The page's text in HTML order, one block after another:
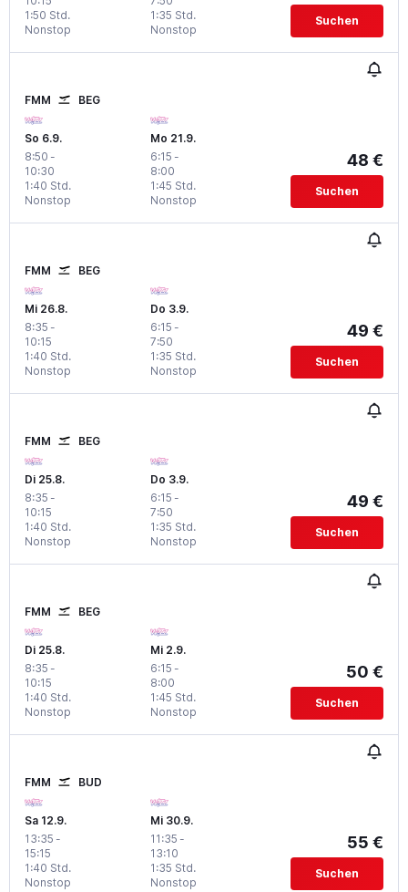
Nonstop
1:50 Std.
Nonstop
1:35 Std. Suchen
FMM BEG
So 6.9.
8:50 -
10:30
Nonstop
1:40 Std.
Mo 21.9.
6:15 -
8:00
Nonstop
1:45 Std.
48 €
Suchen
FMM BEG
Mi 26.8.
8:35 -
10:15
Nonstop
1:40 Std.
Do 3.9.
6:15 -
7:50
Nonstop
1:35 Std.
49 €
Suchen
FMM BEG
Di 25.8.
8:35 -
10:15
Nonstop
1:40 Std.
Do 3.9.
6:15 -
7:50
Nonstop
1:35 Std.
49 €
Suchen
FMM BEG
Di 25.8.
8:35 -
10:15
Nonstop
1:40 Std.
Mi 2.9.
6:15 -
8:00
Nonstop
1:45 Std.
50 €
Suchen
FMM BUD
Sa 12.9.
13:35 -
15:15
Nonstop
1:40 Std.
Mi 30.9.
11:35 -
13:10
Nonstop
1:35 Std.
55 €
Suchen